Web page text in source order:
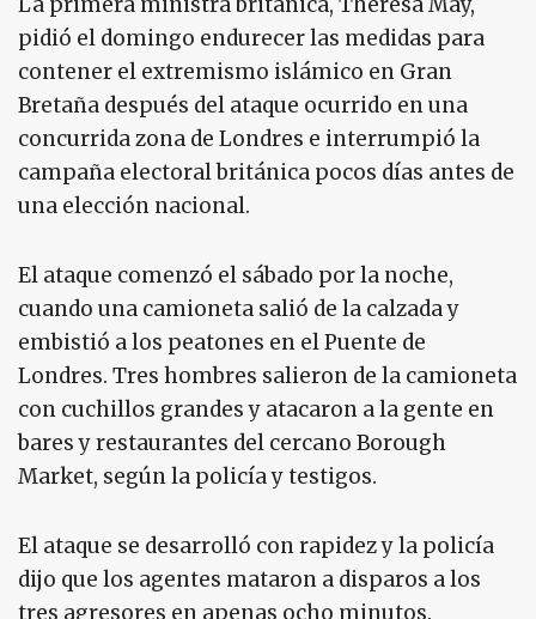
pidió el domingo endurecer las medidas para
contener el extremismo islámico en Gran
Bretaña después del ataque ocurrido en una
concurrida zona de Londres e interrumpió la
campaña electoral británica pocos días antes de
una elección nacional.
El ataque comenzó el sábado por la noche,
cuando una camioneta salió de la calzada y
embistió a los peatones en el Puente de
Londres. Tres hombres salieron de la camioneta
con cuchillos grandes y atacaron a la gente en
bares y restaurantes del cercano Borough
Market, según la policía y testigos.
El ataque se desarrolló con rapidez y la policía
dijo que los agentes mataron a disparos a los
tres agresores en apenas ocho minutos.